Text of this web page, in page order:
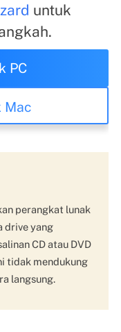
untuk
PC
Mac
perangkat lunak
drive yang
CD atau DVD
tidak mendukung
langsung.